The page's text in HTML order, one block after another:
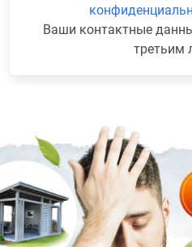
Ваши контактные
третьим